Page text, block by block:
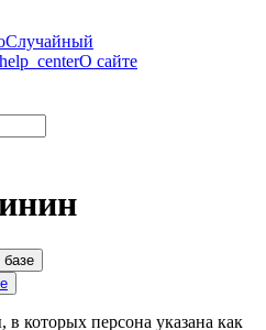
Случайный
help_centerО сайте
базе
в которых персона указана как